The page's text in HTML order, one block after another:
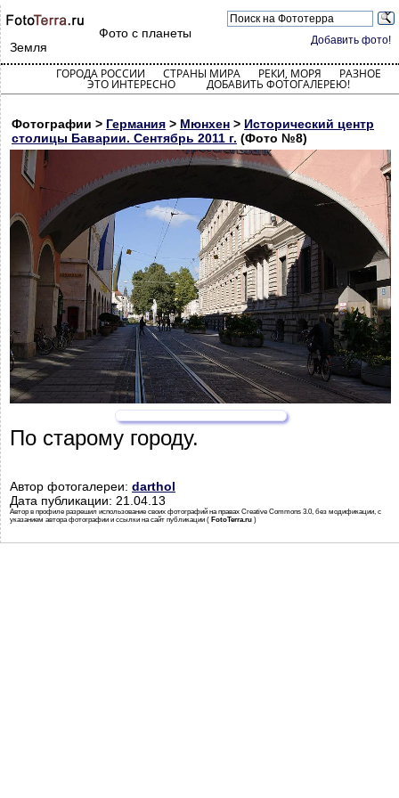
Добавить фото!
Фото с планеты
Земля
ГОРОДА РОССИИ СТРАНЫ МИРА РЕКИ, МОРЯ РАЗНОЕ
ЭТО ИНТЕРЕСНО ДОБАВИТЬ ФОТОГАЛЕРЕЮ!
Фотографии > Германия > Мюнхен > Исторический центр
столицы Баварии. Сентябрь 2011 г. (Фото №8)
По старому городу.
Автор фотогалереи: darthol
Дата публикации: 21.04.13
Автор в профиле разрешил использование своих фотографий на правах Creative Commons 3.0, без модификации, с
указанием автора фотографии и ссылки на сайт публикации ( FotoTerra.ru )